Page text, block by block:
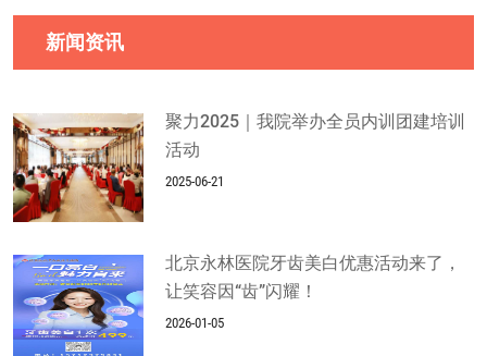
新闻资讯
聚力2025｜我院举办全员内训团建培训
活动
2025-06-21
北京永林医院牙齿美白优惠活动来了，
让笑容因“齿”闪耀！
2026-01-05